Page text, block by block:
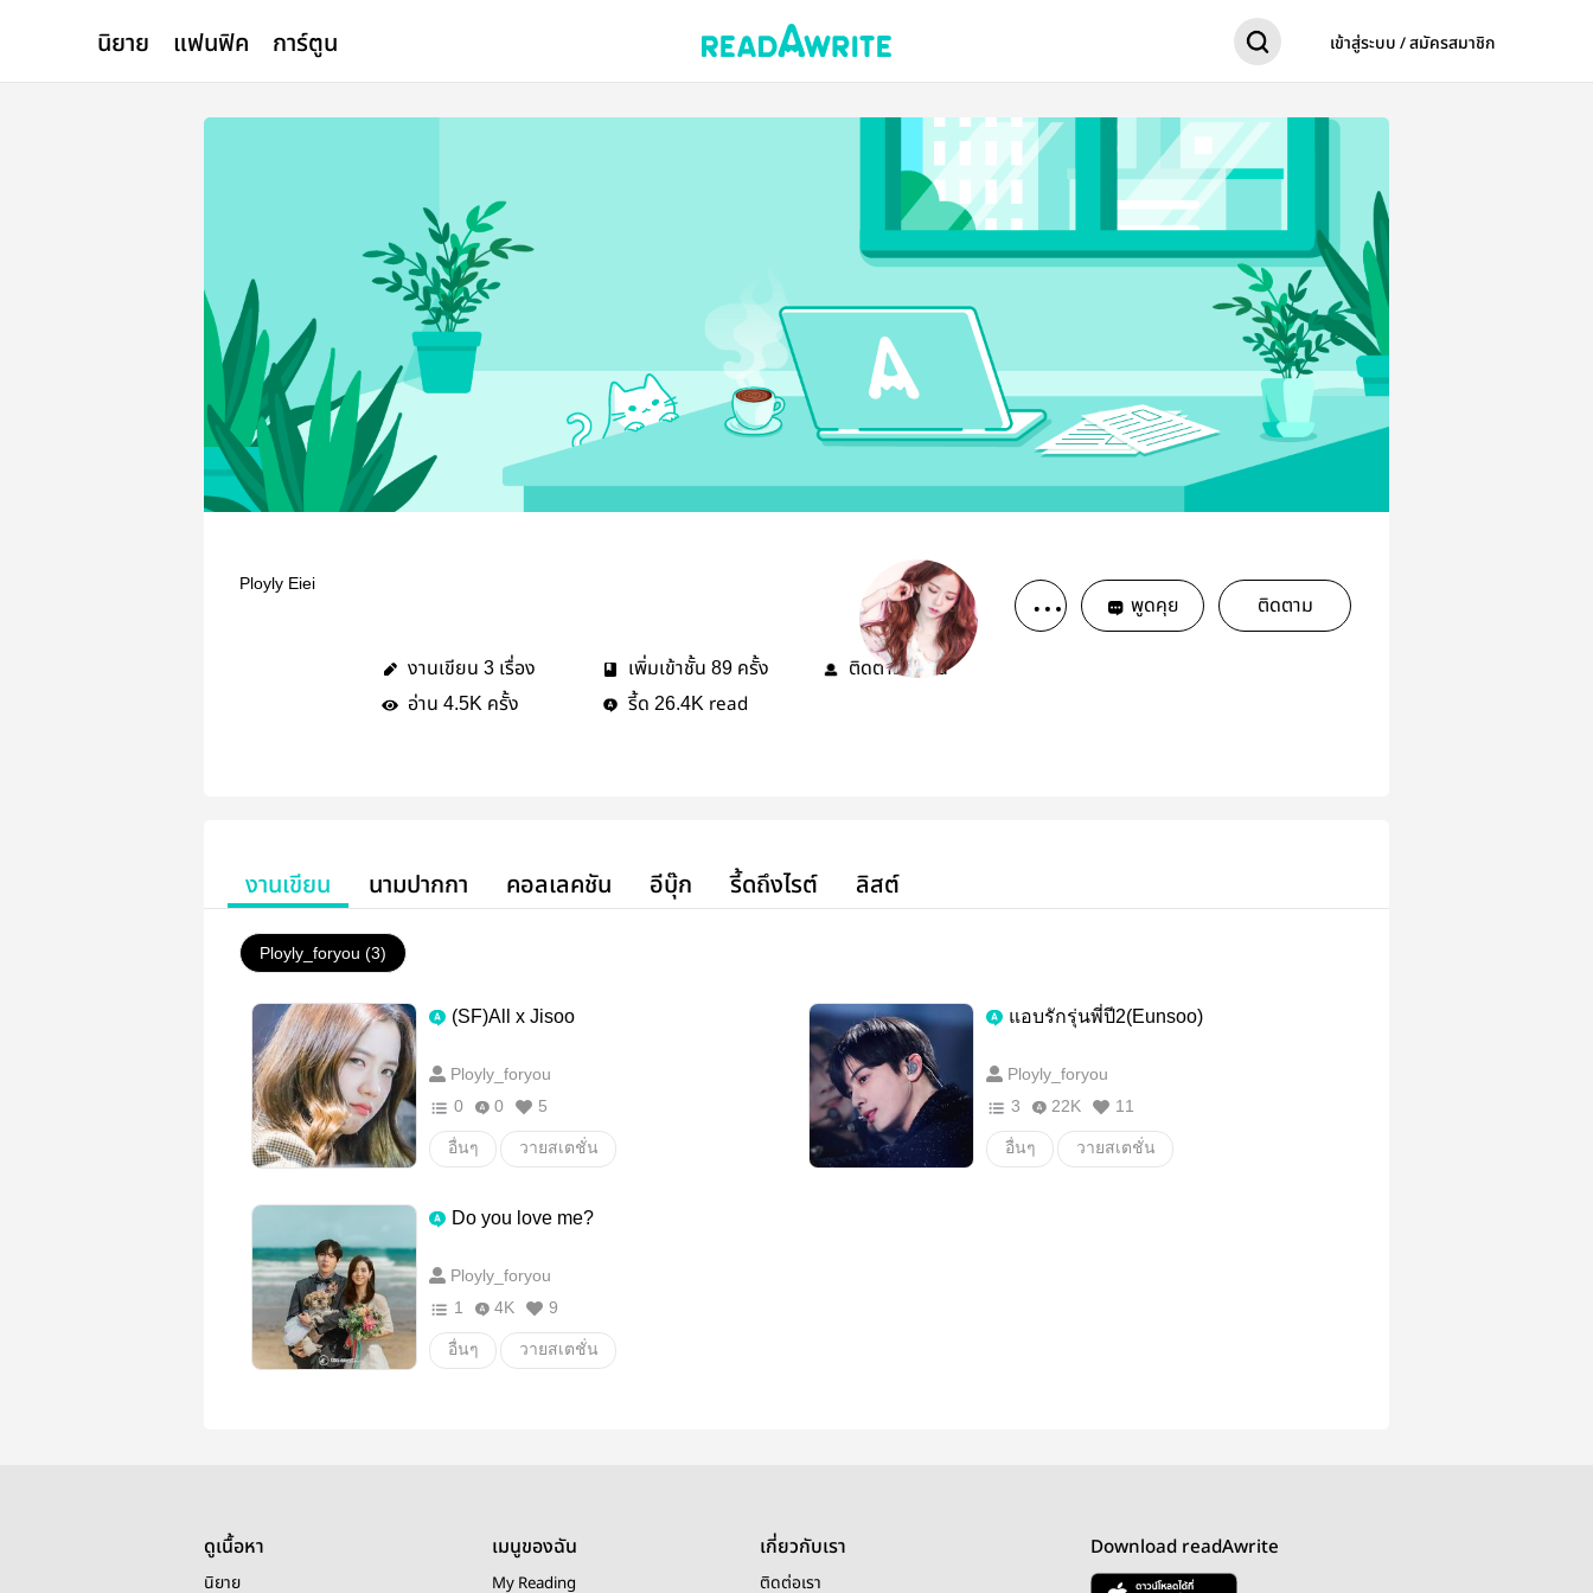
นิยาย แฟนฟิค การ์ตูน เข้าสู่ระบบ / สมัครสมาชิก
Ployly Eiei
พูดคุย ติดตาม
งานเขียน 3 เรื่อง เพิ่มเข้าชั้น 89 ครั้ง ติดตาม2คน
อ่าน 4.5K ครั้ง รี้ด 26.4K read
งานเขียน นามปากกา คอลเลคชัน อีบุ๊ก รี้ดถึงไรต์ ลิสต์
Ployly_foryou (3)
(SF)All x Jisoo
Ployly_foryou
0
0 5
อื่นๆ วายสเตชั่น
แอบรักรุ่นพี่ปี2(Eunsoo)
Ployly_foryou
3
22K 11
อื่นๆ วายสเตชั่น
Do you love me?
Ployly_foryou
1
4K 9
อื่นๆ วายสเตชั่น
ดูเนื้อหา
นิยาย
เมนูของฉัน
My Reading
เกี่ยวกับเรา
ติดต่อเรา
Download readAwrite